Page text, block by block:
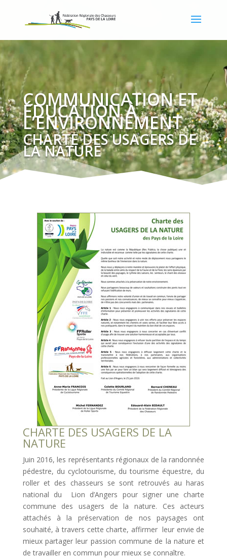
COMMUNICATION ET
ÉDUCATION À
L’ENVIRONNEMENT
CHARTE DES USAGERS DE
LA NATURE
CHARTE DES USAGERS DE LA
NATURE
Juin 2016, les représentants régionaux de la randonnée
pédestre, du cyclotourisme, du tourisme équestre, du
roller et des chasseurs se sont retrouvés au haras
national du Lion d’Angers pour signer une charte
commune des usagers de la nature. Ces acteurs
attachés à la préservation de nos paysages ont
souhaité, à travers cette charte, affirmer leur envie de
mieux partager leur passion commune de la nature et
de travailler en commun pour mieux se connaître.